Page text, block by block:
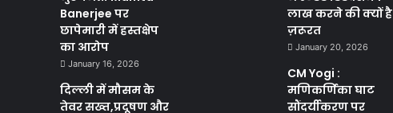
Banerjee पर
छापेमारी में हस्तक्षेप
का आरोप
January 16, 2026
दिल्ली में मौसम के
तेवर सख्त,प्रदूषण और
लाख करने की क्यों है
ज़रूरत
January 20, 2026
CM Yogi :
मणिकर्णिका घाट
सौंदर्यीकरण पर